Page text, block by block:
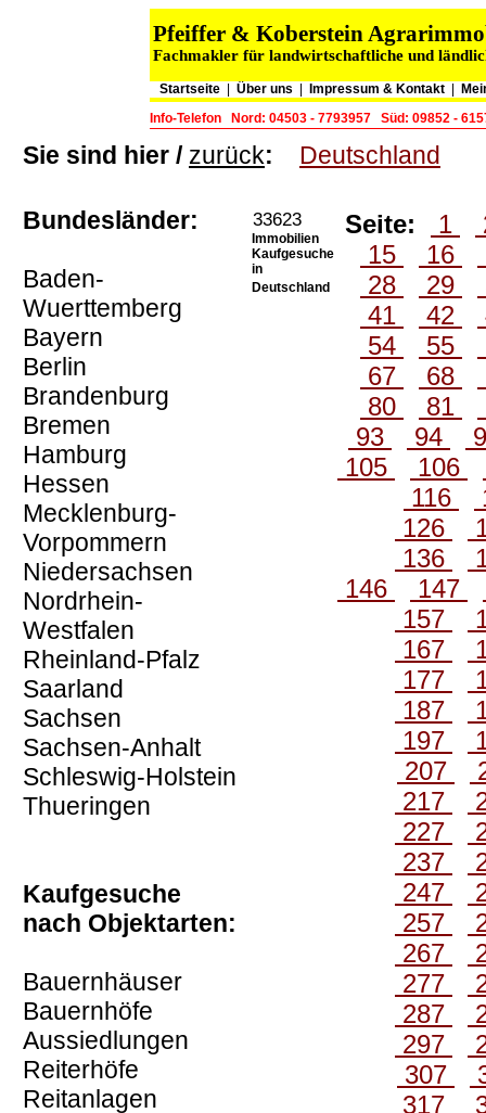
Pfeiffer & Koberstein
Fachmakler für landwirtschaftliche und
Startseite Über uns Impressum & Kontakt
Info-Telefon
Nord: 04503 - 7793957 Süd: 09852 -
Sie sind hier / zurück: Deutschland
Bundesländer:
Baden-
Wuerttemberg
Bayern
Berlin
Brandenburg
Bremen
Hamburg
Hessen
Mecklenburg-
Vorpommern
Niedersachsen
Nordrhein-
Westfalen
Rheinland-Pfalz
Saarland
Sachsen
Sachsen-Anhalt
Schleswig-Holstein
Thueringen
Kaufgesuche
nach Objektarten:
Bauernhäuser
Bauernhöfe
Aussiedlungen
Reiterhöfe
Reitanlagen
33623
Immobilien
Kaufgesuche
in
Deutschland
Seite: 1
15
16
28
29
41
42
54
55
67
68
80
81
93
94
105
106
116
126
136
146
147
157
167
177
187
197
207
217
227
237
247
257
267
277
287
297
307
317